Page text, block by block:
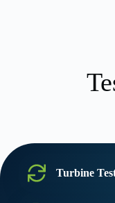
Turbine